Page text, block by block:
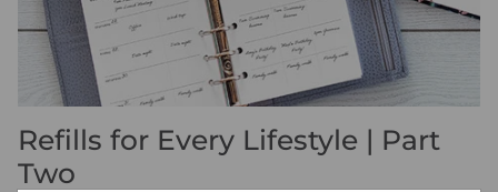
Refills for Every Lifestyle | Part
Two